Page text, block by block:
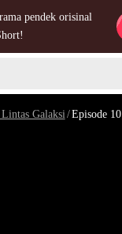
pendek orisinal
Galaksi/Episode 10